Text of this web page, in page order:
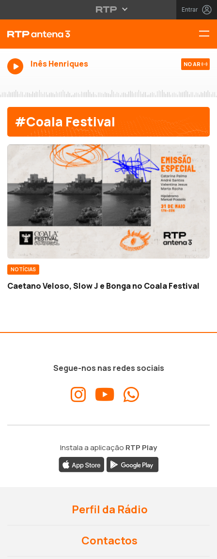
Entrar
Inês Henriques NO AR
#Coala Festival
NOTÍCIAS
Caetano Veloso, Slow J e Bonga no Coala Festival
Segue-nos nas redes sociais
Instala a aplicação RTP Play
Perfil da Rádio
Contactos